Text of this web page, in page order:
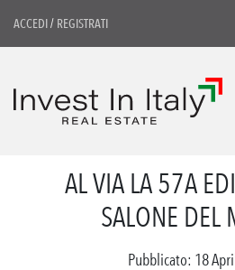
ACCEDI/ REGISTRATI
AL VIA LA 57A
SALONE DEL
Pubblicato: 18